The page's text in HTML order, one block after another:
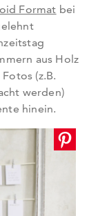
Format bei
aus Holz
(z.B.
werden)
hinein.